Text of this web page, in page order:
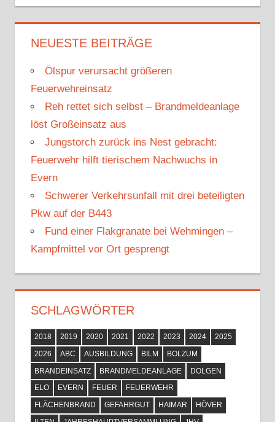
c
h
e
a
h
c
NEUESTE BEITRÄGE
Ölspur verursacht größeren
Feuerwehreinsatz
Reh rettet sich selbst – Brandmeldeanlage
löst Großeinsatz aus
Jungstorch zurück ins Nest gebracht:
Feuerwehr hilft tierischem Nachwuchs in
Evern
Schwerer Verkehrsunfall mit drei beteiligten
Pkw auf der B443
Fund einer Flakgranate bei Wehmingen –
Kampfmittel vor Ort gesprengt
SCHLAGWÖRTER
2018 2019 2020 2021 2022 2023 2024
2025
2026
ABC AUSBILDUNG BILM
BOLZUM
BRANDEINSATZ
BRANDMELDEANLAGE
DOLGEN
ELO
EVERN FEUER
FEUERWEHR
FLÄCHENBRAND
GEFAHRGUT HAIMAR
HÖVER